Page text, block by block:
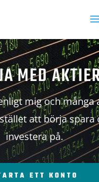
MED
mig och många
att börja spara
investera på.
ETT KONTO